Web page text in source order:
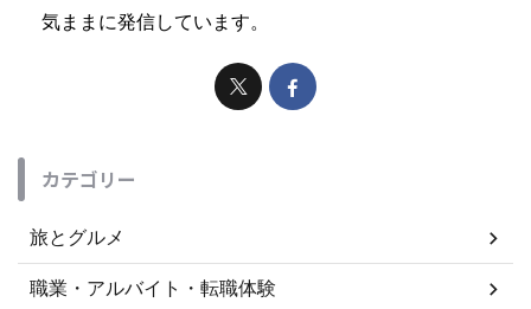
気ままに発信しています。
カテゴリー
旅とグルメ
職業・アルバイト・転職体験